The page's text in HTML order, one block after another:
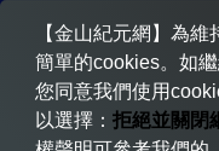
友好鏈接 追查國際
大紀元時報
希望之聲
無界網
【金山紀元網】為
簡單的cookies。如
您同意我們使用
以選擇： 拒絕並關閉